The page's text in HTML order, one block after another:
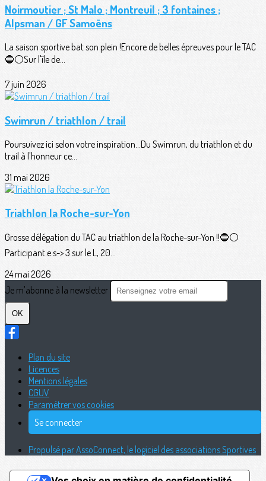
Noirmoutier ; St Malo ; Montreuil ; 3 fontaines ;
Alpsman / GF Samoëns
La saison sportive bat son plein !Encore de belles épreuves pour le TAC
🔵⚪️Sur l'île de...
7 juin 2026
Swimrun / triathlon / trail
Poursuivez ici selon votre inspiration...Du Swimrun, du triathlon et du
trail à l'honneur ce...
31 mai 2026
Triathlon la Roche-sur-Yon
Grosse délégation du TAC au triathlon de la Roche-sur-Yon !!🔵⚪️
Participant.e.s-> 3 sur le L, 20...
24 mai 2026
Je m'abonne à la newsletter
OK
Plan du site
Licences
Mentions légales
CGUV
Paramétrer vos cookies
Se connecter
Propulsé par AssoConnect, le logiciel des associations Sportives